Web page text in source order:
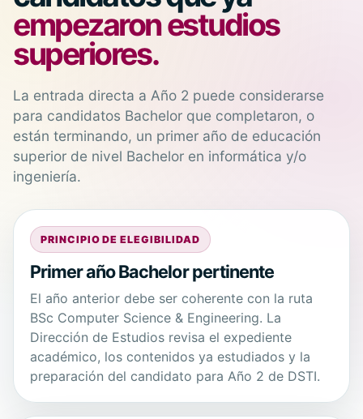
empezaron estudios
superiores.
La entrada directa a Año 2 puede considerarse
para candidatos Bachelor que completaron, o
están terminando, un primer año de educación
superior de nivel Bachelor en informática y/o
ingeniería.
PRINCIPIO DE ELEGIBILIDAD
Primer año Bachelor pertinente
El año anterior debe ser coherente con la ruta
BSc Computer Science & Engineering. La
Dirección de Estudios revisa el expediente
académico, los contenidos ya estudiados y la
preparación del candidato para Año 2 de DSTI.